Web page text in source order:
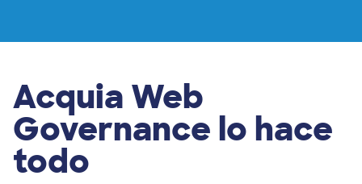
Acquia Web
Governance lo hace
todo